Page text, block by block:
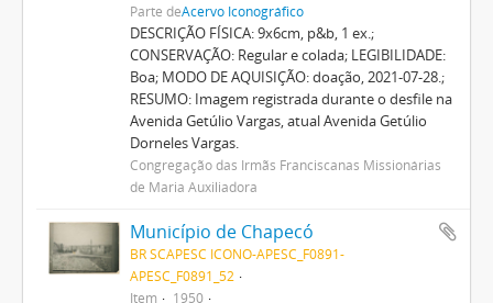
Parte deAcervo Iconográfico
DESCRIÇÃO FÍSICA: 9x6cm, p&b, 1 ex.;
CONSERVAÇÃO: Regular e colada; LEGIBILIDADE:
Boa; MODO DE AQUISIÇÃO: doação, 2021-07-28.;
RESUMO: Imagem registrada durante o desfile na
Avenida Getúlio Vargas, atual Avenida Getúlio
Dorneles Vargas.
Congregação das Irmãs Franciscanas Missionárias
de Maria Auxiliadora
Município de Chapecó
BR SCAPESC ICONO-APESC_F0891-
APESC_F0891_52
Item
1950